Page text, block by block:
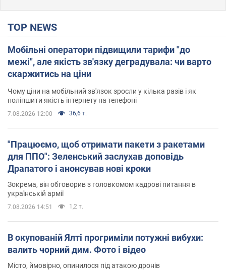
TOP NEWS
Мобільні оператори підвищили тарифи "до
межі", але якість зв'язку деградувала: чи варто
скаржитись на ціни
Чому ціни на мобільний зв'язок зросли у кілька разів і як
поліпшити якість інтернету на телефоні
7.08.2026 12:00 36,6 т.
"Працюємо, щоб отримати пакети з ракетами
для ППО": Зеленський заслухав доповідь
Драпатого і анонсував нові кроки
Зокрема, він обговорив з головкомом кадрові питання в
українській армії
7.08.2026 14:51 1,2 т.
В окупованій Ялті прогриміли потужні вибухи:
валить чорний дим. Фото і відео
Місто, ймовірно, опинилося під атакою дронів